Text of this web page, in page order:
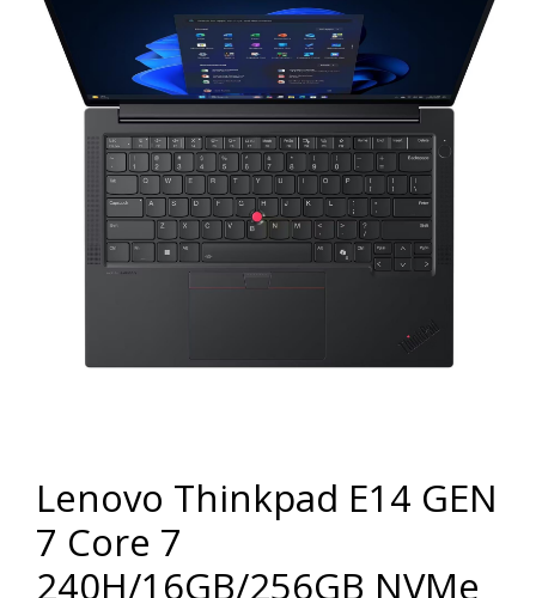
Lenovo Thinkpad E14 GEN
7 Core 7
240H/16GB/256GB NVMe